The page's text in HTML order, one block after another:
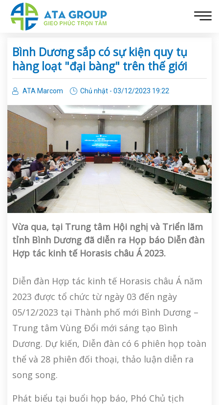
Bình Dương sắp có sự kiện quy tụ
hàng loạt "đại bàng" trên thế giới
ATA Marcom Chủ nhật - 03/12/2023 19:22
Vừa qua, tại Trung tâm Hội nghị và Triển lãm
tỉnh Bình Dương đã diễn ra Họp báo Diễn đàn
Hợp tác kinh tế Horasis châu Á 2023.
Diễn đàn Hợp tác kinh tế Horasis châu Á năm
2023 được tổ chức từ ngày 03 đến ngày
05/12/2023 tại Thành phố mới Bình Dương –
Trung tâm Vùng Đổi mới sáng tạo Bình
Dương. Dự kiến, Diễn đàn có 6 phiên họp toàn
thể và 28 phiên đối thoại, thảo luận diễn ra
song song.
Phát biểu tại buổi họp báo, Phó Chủ tịch